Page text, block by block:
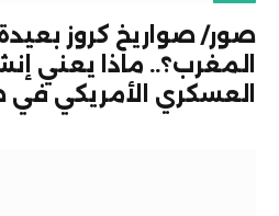
صور/ صواريخ كروز
العسكري الأمريكي في